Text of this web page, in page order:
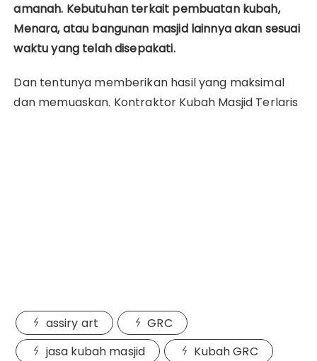
amanah. Kebutuhan terkait pembuatan kubah,
Menara, atau bangunan masjid lainnya akan sesuai
waktu yang telah disepakati.
Dan tentunya memberikan hasil yang maksimal
dan memuaskan. Kontraktor Kubah Masjid Terlaris
assiry art
GRC
jasa kubah masjid
Kubah GRC